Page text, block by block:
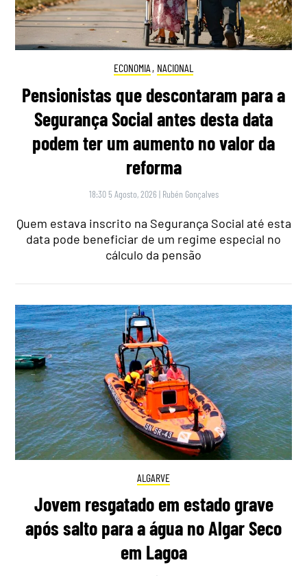
ECONOMIA , NACIONAL
Pensionistas que descontaram para a
Segurança Social antes desta data
podem ter um aumento no valor da
reforma
18:30 5 Agosto, 2026 | Rubén Gonçalves
Quem estava inscrito na Segurança Social até esta
data pode beneficiar de um regime especial no
cálculo da pensão
ALGARVE
Jovem resgatado em estado grave
após salto para a água no Algar Seco
em Lagoa